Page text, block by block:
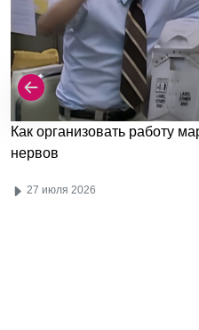
Как организовать работу
нервов
27 июля 2026